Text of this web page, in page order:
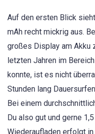
Auf den ersten Blick
mAh recht mickrig aus.
großes Display am Akku
letzten Jahren im
konnte, ist es nicht
Stunden lang
Bei einem
Du also gut und gerne
Wiederaufladen erfolgt